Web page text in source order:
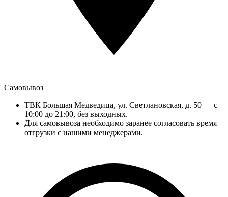
Самовывоз
ТВК Большая Медведица, ул. Светлановская, д. 50 — с
10:00 до 21:00, без выходных.
Для самовывоза необходимо заранее согласовать время
отгрузки с нашими менеджерами.